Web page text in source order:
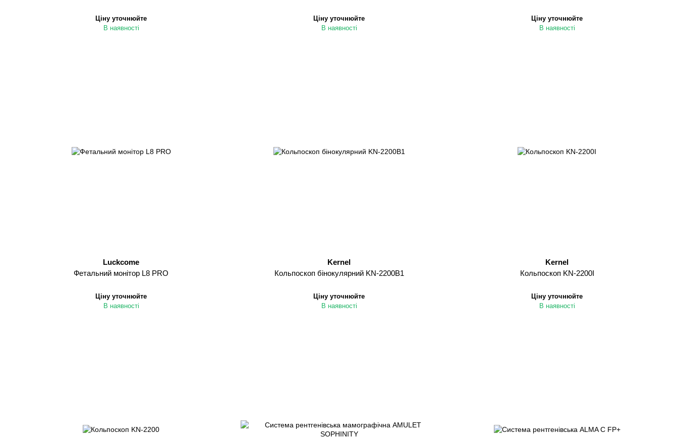
Ціну уточнюйте
В наявності
Ціну уточнюйте
В наявності
Ціну уточнюйте
В наявності
Luckcome
Фетальний монітор L8 PRO
Ціну уточнюйте
В наявності
Kernel
Кольпоскоп бінокулярний KN-2200B1
Ціну уточнюйте
В наявності
Kernel
Кольпоскоп KN-2200І
Ціну уточнюйте
В наявності